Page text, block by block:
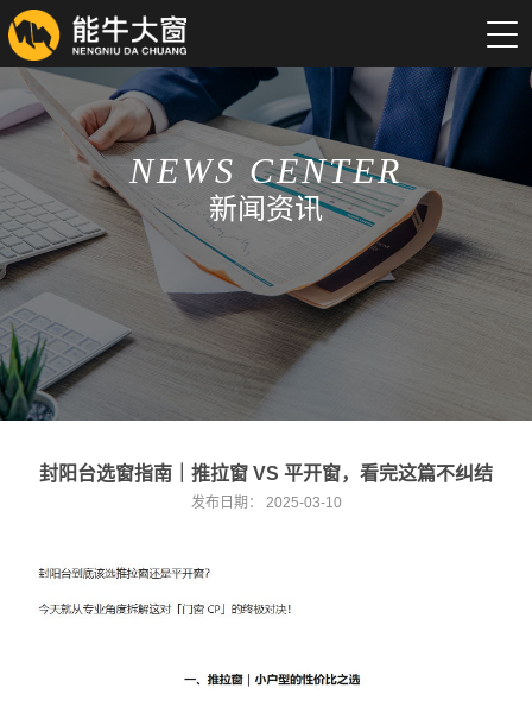
NEWS CENTER
新闻资讯
封阳台选窗指南｜推拉窗 VS 平开窗，看完这篇不纠结
发布日期： 2025-03-10